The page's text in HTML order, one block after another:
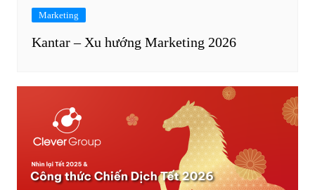
Marketing
Kantar – Xu hướng Marketing 2026